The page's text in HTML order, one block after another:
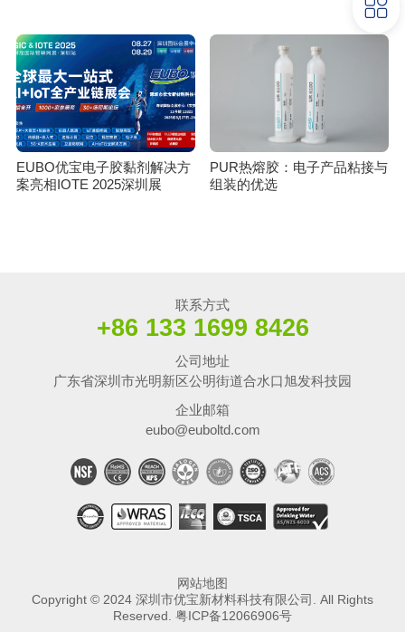
EUBO优宝电子胶黏剂解决方
案亮相IOTE 2025深圳展
PUR热熔胶：电子产品粘接与
组装的优选
联系方式
+86 133 1699 8426
公司地址
广东省深圳市光明新区公明街道合水口旭发科技园
企业邮箱
eubo@euboltd.com
网站地图
Copyright © 2024 深圳市优宝新材料科技有限公司. All Rights
Reserved. 粤ICP备12066906号